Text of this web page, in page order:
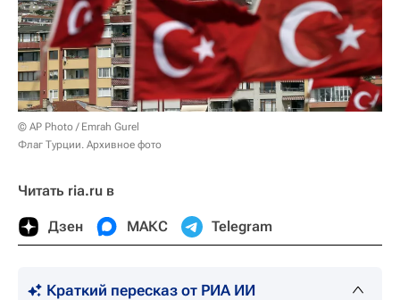
© AP Photo / Emrah Gurel
Флаг Турции. Архивное фото
Читать ria.ru в
Дзен МАКС Telegram
Краткий пересказ от РИА ИИ